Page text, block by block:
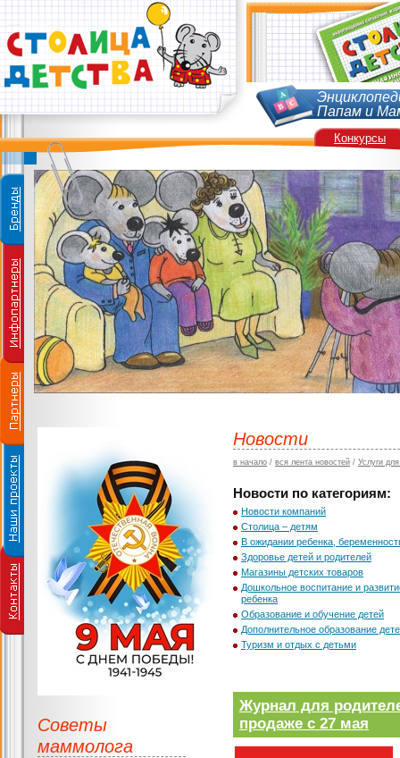
Папам и
Новости
в начало / вся лента новостей / Услуги
Новости по категориям:
Новости компаний
Столица – детям
В ожидании ребенка,
Здоровье детей и родителей
Магазины детских товаров
Дошкольное воспитание и
ребенка
Образование и обучение детей
Дополнительное образование
Туризм и отдых с детьми
Журнал для
продаже с 27 мая
Советы
маммолога
Конкурсы